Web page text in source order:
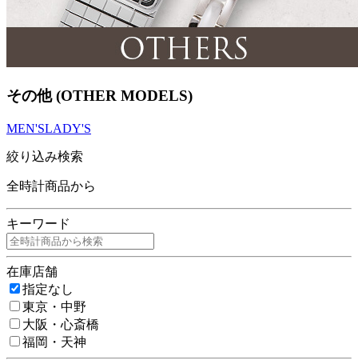
その他 (OTHER MODELS)
MEN'SLADY'S
絞り込み検索
全時計商品から
キーワード
在庫店舗
指定なし
東京・中野
大阪・心斎橋
福岡・天神